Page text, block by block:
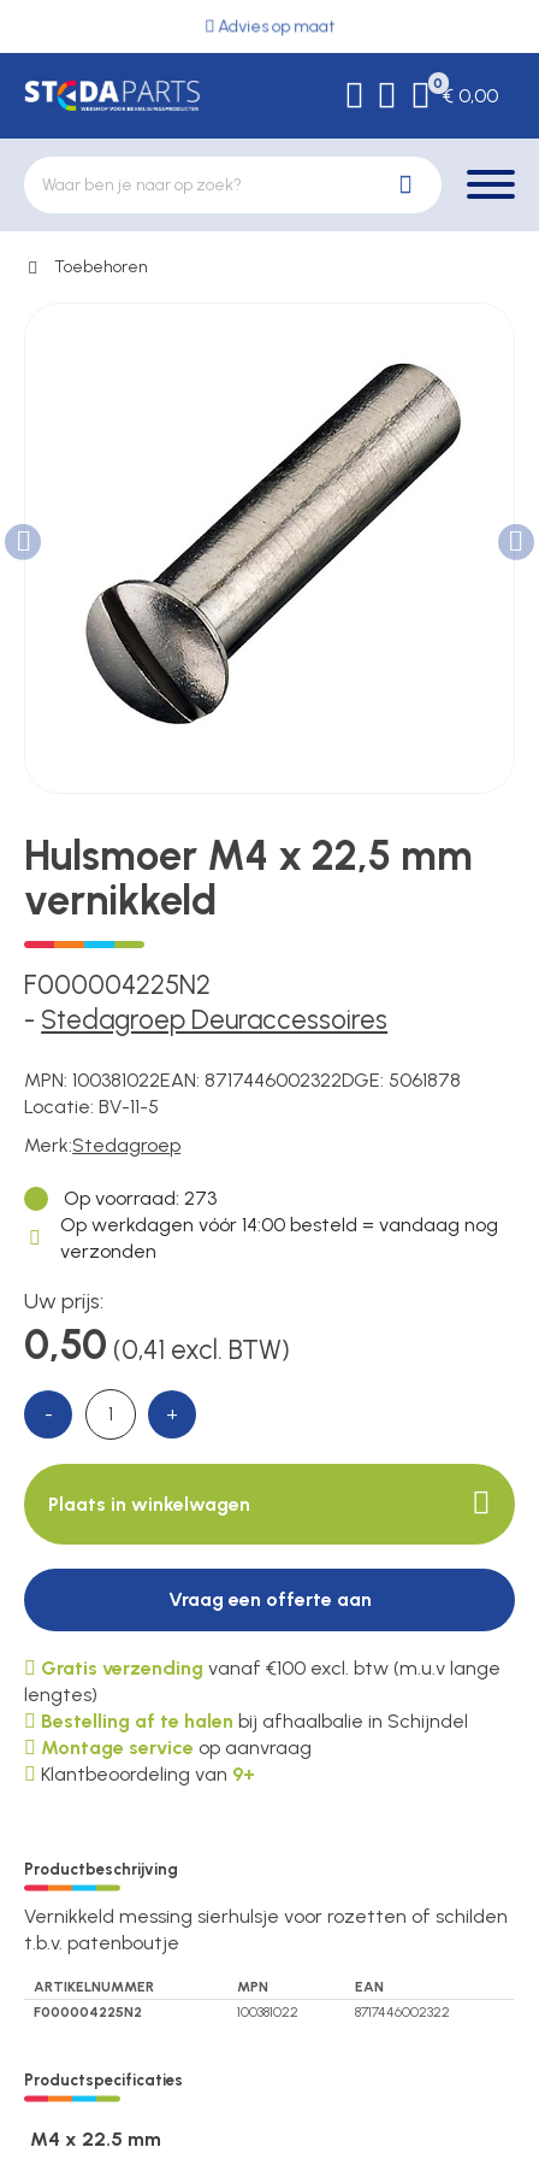
Advies op maat
0
€ 0,00
Deurbeslag
Kluizen
Poortonderdelen
Toegangscontrole
Toegangsverlening
Voedingen
Over ons
Contact
Toebehoren
Hulsmoer M4 x 22,5 mm
vernikkeld
F000004225N2
- Stedagroep Deuraccessoires
MPN:100381022EAN:8717446002322DGE: 5061878
Locatie:BV-11-5
Merk:Stedagroep
Op voorraad: 273
Op werkdagen vóór 14:00 besteld = vandaag nog
verzonden
Uw prijs:
0,50 (0,41 excl. BTW)
- +
Plaats in winkelwagen
Vraag een offerte aan
Gratis verzending vanaf €100 excl. btw (m.u.v lange
lengtes)
Bestelling af te halen bij afhaalbalie in Schijndel
Montage service op aanvraag
Klantbeoordeling van 9+
Productbeschrijving
Vernikkeld messing sierhulsje voor rozetten of schilden
t.b.v. patenboutje
ARTIKELNUMMER MPN
EAN
F000004225N2
100381022 8717446002322
Productspecificaties
M4 x 22.5 mm